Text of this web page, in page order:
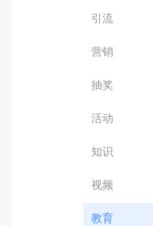
引流
营销
抽奖
活动
知识
视频
教育